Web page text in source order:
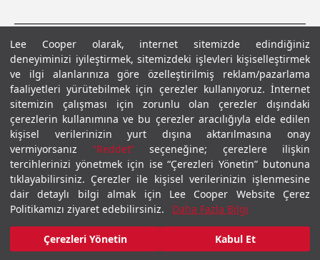
Lee Cooper olarak, internet sitemizde edindiğiniz
deneyiminizi iyileştirmek, sitemizdeki işlevleri kişiselleştirmek
ve ilgi alanlarınıza göre özelleştirilmiş reklam/pazarlama
faaliyetleri yürütebilmek için çerezler kullanıyoruz. İnternet
sitemizin çalışması için zorunlu olan çerezler dışındaki
çerezlerin kullanımına ve bu çerezler aracılığıyla elde edilen
kişisel verilerinizin yurt dışına aktarılmasına onay
vermiyorsanız “Reddet”seçeneğine; çerezlere ilişkin
tercihlerinizi yönetmek için ise “Çerezleri Yönetin” butonuna
tıklayabilirsiniz. Çerezler ile kişisel verilerinizin işlenmesine
dair detaylı bilgi almak için Lee Cooper Website Çerez
Politikamızı ziyaret edebilirsiniz.
Daha Fazla Bilgi
Çerezleri Yönetin Kabul Et
Gizlilik PolitikasıÇerez Politikası KVKK Aydınlatma MetniŞartlar ve Koşullar
© 2026 Leecooper - Tüm Hakları Saklıdır.